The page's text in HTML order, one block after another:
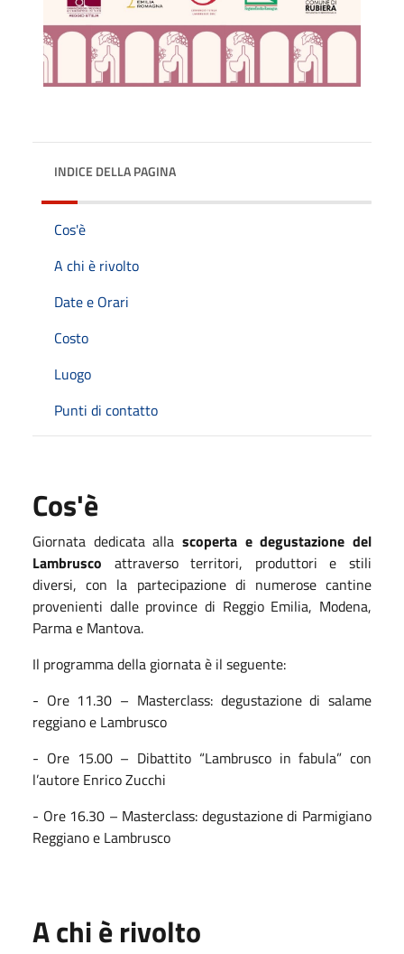
INDICE DELLA PAGINA
Cos'è
A chi è rivolto
Date e Orari
Costo
Luogo
Punti di contatto
Cos'è
Giornata dedicata alla scoperta e degustazione del
Lambrusco attraverso territori, produttori e stili
diversi, con la partecipazione di numerose cantine
provenienti dalle province di Reggio Emilia, Modena,
Parma e Mantova.
Il programma della giornata è il seguente:
- Ore 11.30 – Masterclass: degustazione di salame
reggiano e Lambrusco
- Ore 15.00 – Dibattito “Lambrusco in fabula” con
l’autore Enrico Zucchi
- Ore 16.30 – Masterclass: degustazione di Parmigiano
Reggiano e Lambrusco
A chi è rivolto